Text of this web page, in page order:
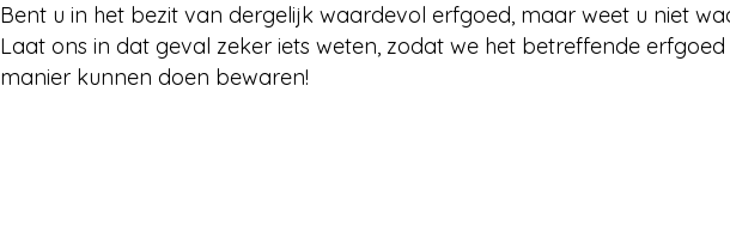
Bent u in het bezit van dergelijk waardevol erfgoed, maar weet u niet
Laat ons in dat geval zeker iets weten, zodat we het betreffende
manier kunnen doen bewaren!